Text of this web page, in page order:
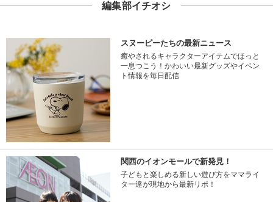
編集部イチオシ
スヌーピーたちの最新ニュース
癒やされるキャラクターアイテムでほっと
一息つこう！かわいい最新グッズやイベン
ト情報を毎日配信
関西のイオンモールで新発見！
子どもと楽しめる新しい遊び方をママライ
ター達が現地から最新リポ！